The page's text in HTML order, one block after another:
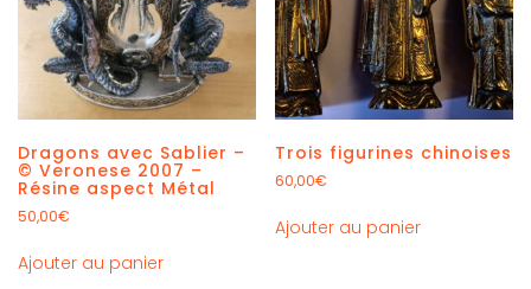
Dragons avec Sablier –
© Veronese 2007 –
Résine aspect Métal
50,00€
Ajouter au panier
Trois figurines chinoises
60,00€
Ajouter au panier